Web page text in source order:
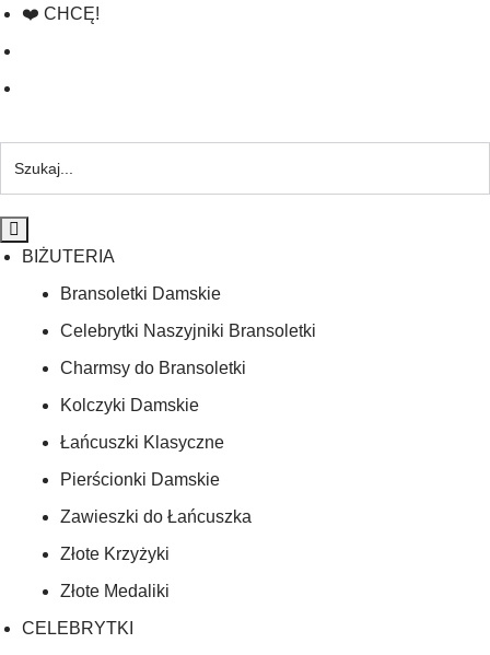
❤️ CHCĘ!
BIŻUTERIA
Bransoletki Damskie
Celebrytki Naszyjniki Bransoletki
Charmsy do Bransoletki
Kolczyki Damskie
Łańcuszki Klasyczne
Pierścionki Damskie
Zawieszki do Łańcuszka
Złote Krzyżyki
Złote Medaliki
CELEBRYTKI